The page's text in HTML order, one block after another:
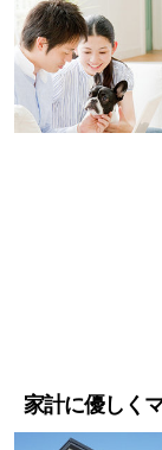
家計に優しく